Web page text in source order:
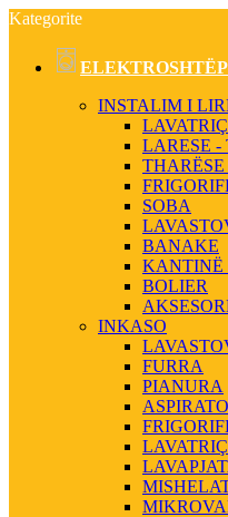
Kategorite
INSTALIM I
LARESE -
SOBA
BANAKE
KANTINË
BOLIER
INKASO
FURRA
PIANURA